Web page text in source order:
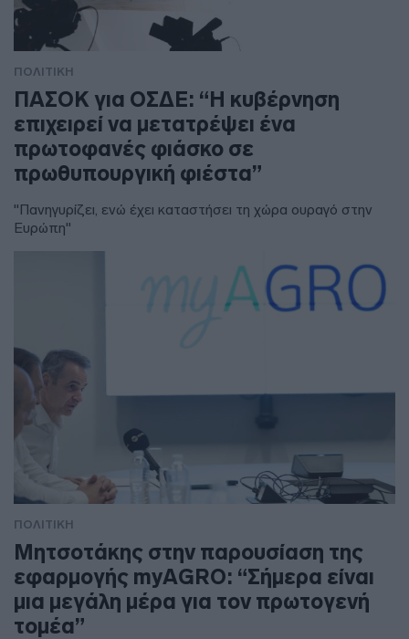
ΠΟΛΙΤΙΚΗ
ΠΑΣΟΚ για ΟΣΔΕ: “Η κυβέρνηση
επιχειρεί να μετατρέψει ένα
πρωτοφανές φιάσκο σε
πρωθυπουργική φιέστα”
"Πανηγυρίζει, ενώ έχει καταστήσει τη χώρα ουραγό στην
Ευρώπη"
ΠΟΛΙΤΙΚΗ
Μητσοτάκης στην παρουσίαση της
εφαρμογής myAGRO: “Σήμερα είναι
μια μεγάλη μέρα για τον πρωτογενή
τομέα”